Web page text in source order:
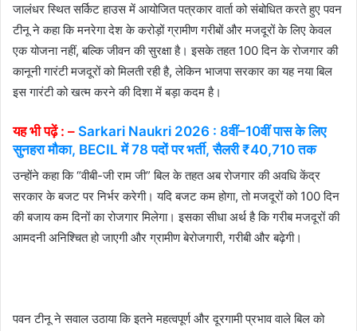
जालंधर स्थित सर्किट हाउस में आयोजित पत्रकार वार्ता को संबोधित करते हुए पवन
टीनू ने कहा कि मनरेगा देश के करोड़ों ग्रामीण गरीबों और मजदूरों के लिए केवल
एक योजना नहीं, बल्कि जीवन की सुरक्षा है। इसके तहत 100 दिन के रोजगार की
कानूनी गारंटी मजदूरों को मिलती रही है, लेकिन भाजपा सरकार का यह नया बिल
इस गारंटी को खत्म करने की दिशा में बड़ा कदम है।
यह भी पढ़ें : – Sarkari Naukri 2026 : 8वीं–10वीं पास के लिए
सुनहरा मौका, BECIL में 78 पदों पर भर्ती, सैलरी ₹40,710 तक
उन्होंने कहा कि “वीबी-जी राम जी” बिल के तहत अब रोजगार की अवधि केंद्र
सरकार के बजट पर निर्भर करेगी। यदि बजट कम होगा, तो मजदूरों को 100 दिन
की बजाय कम दिनों का रोजगार मिलेगा। इसका सीधा अर्थ है कि गरीब मजदूरों की
आमदनी अनिश्चित हो जाएगी और ग्रामीण बेरोजगारी, गरीबी और बढ़ेगी।
पवन टीनू ने सवाल उठाया कि इतने महत्वपूर्ण और दूरगामी प्रभाव वाले बिल को